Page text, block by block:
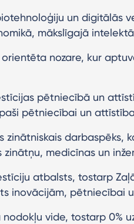
un digitālās
mākslīgajā
nozare, kur
pētniecībā un
pētniecībai un
zinātniskais darbaspēks,
zinātņu, medicīnas un
atbalsts, tostarp
inovācijām, pētniecībai
vide, tostarp 0%